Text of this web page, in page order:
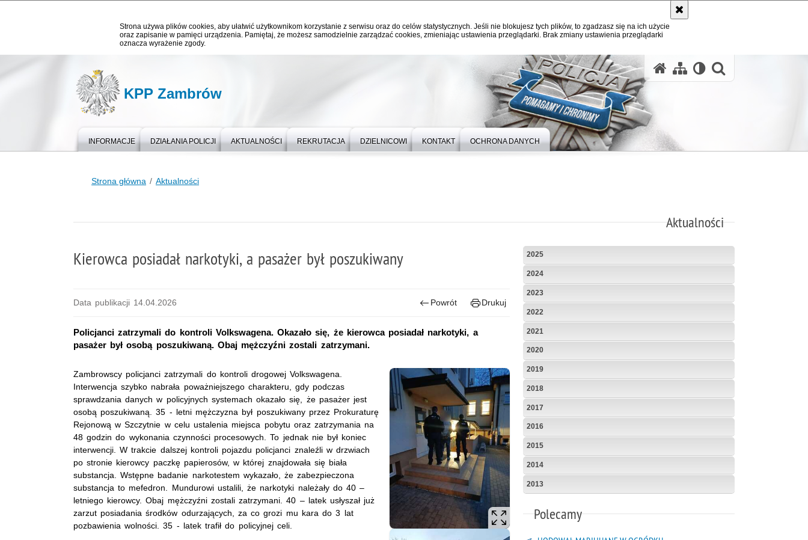
Strona używa plików cookies, aby ułatwić użytkownikom korzystanie z serwisu oraz do celów statystycznych. Jeśli nie blokujesz tych plików, to zgadzasz się na ich użycie
oraz zapisanie w pamięci urządzenia. Pamiętaj, że możesz samodzielnie zarządzać cookies, zmieniając ustawienia przeglądarki. Brak zmiany ustawienia przeglądarki
oznacza wyrażenie zgody.
KPP Zambrów
INFORMACJE DZIAŁANIA POLICJI AKTUALNOŚCI REKRUTACJA DZIELNICOWI KONTAKT OCHRONA DANYCH
Strona główna Aktualności
Aktualności
Kierowca posiadał narkotyki, a pasażer był poszukiwany
Data publikacji 14.04.2026 Powrót Drukuj
Policjanci zatrzymali do kontroli Volkswagena. Okazało się, że kierowca posiadał narkotyki, a
pasażer był osobą poszukiwaną. Obaj mężczyźni zostali zatrzymani.
Zambrowscy policjanci zatrzymali do kontroli drogowej Volkswagena.
Interwencja szybko nabrała poważniejszego charakteru, gdy podczas
sprawdzania danych w policyjnych systemach okazało się, że pasażer jest
osobą poszukiwaną. 35 - letni mężczyzna był poszukiwany przez Prokuraturę
Rejonową w Szczytnie w celu ustalenia miejsca pobytu oraz zatrzymania na
48 godzin do wykonania czynności procesowych. To jednak nie był koniec
interwencji. W trakcie dalszej kontroli pojazdu policjanci znaleźli w drzwiach
po stronie kierowcy paczkę papierosów, w której znajdowała się biała
substancja. Wstępne badanie narkotestem wykazało, że zabezpieczona
substancja to mefedron. Mundurowi ustalili, że narkotyki należały do 40 –
letniego kierowcy. Obaj mężczyźni zostali zatrzymani. 40 – latek usłyszał już
zarzut posiadania środków odurzających, za co grozi mu kara do 3 lat
pozbawienia wolności. 35 - latek trafił do policyjnej celi.
2025
2024
2023
2022
2021
2020
2019
2018
2017
2016
2015
2014
2013
Polecamy